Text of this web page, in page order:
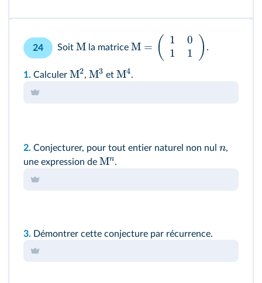
24 Soit M la matrice M = (
1
1
0
1
) .
1. Calculer M2, M3 et M4.
2. Conjecturer, pour tout entier naturel non nul n,
une expression de Mn.
3. Démontrer cette conjecture par récurrence.